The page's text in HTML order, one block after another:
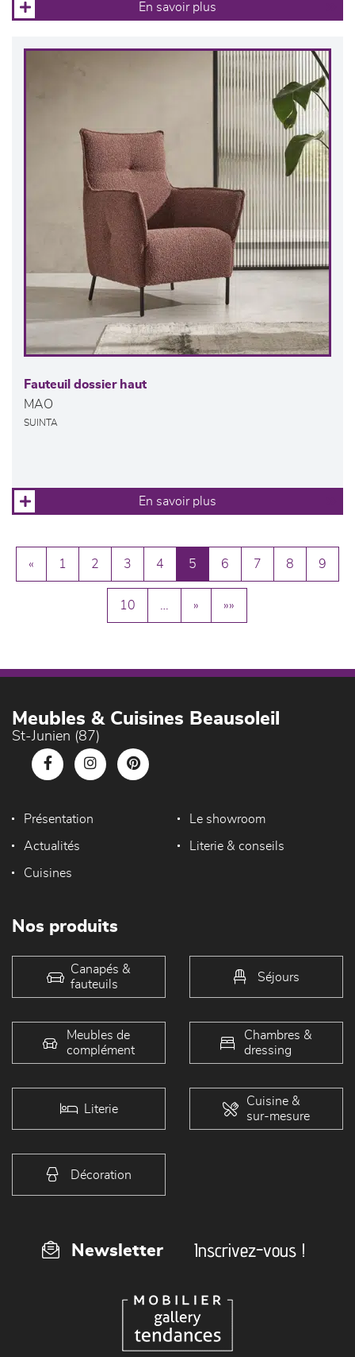
En savoir plus
Fauteuil dossier haut
MAO
SUINTA
En savoir plus
« 1 2 3 4 5 6 7 8 9
10 » »»
Meubles & Cuisines Beausoleil
St-Junien (87)
Présentation Le showroom
Actualités Literie & conseils
Cuisines
Nos produits
Canapés &
fauteuils
Séjours
Meubles de
complément
Chambres &
dressing
Literie
Cuisine &
sur-mesure
Décoration
Newsletter Inscrivez-vous !